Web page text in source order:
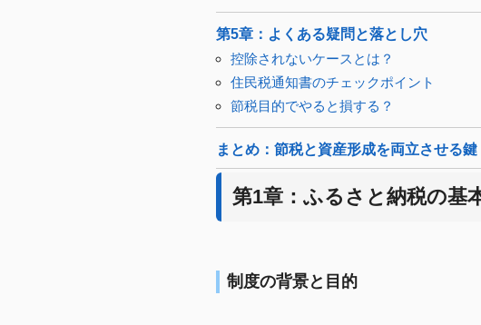
第5章：よくある疑問と落とし穴
控除されないケースとは？
住民税通知書のチェックポイント
節税目的でやると損する？
まとめ：節税と資産形成を両立させる鍵
第1章：ふるさと納税の基
制度の背景と目的